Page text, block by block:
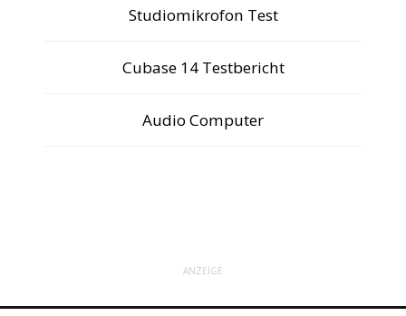
Studiomikrofon Test
Cubase 14 Testbericht
Audio Computer
ANZEIGE